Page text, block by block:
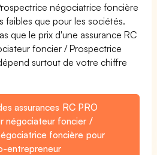
négociatrice foncière
faibles que pour les sociétés.
que le prix d'une assurance RC
foncier / Prospectrice
surtout de votre chiffre
assurances RC PRO
négociateur foncier /
foncière pour
entrepreneur